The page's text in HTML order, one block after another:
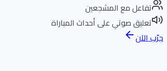
تفاعل مع المشجعين
تعليق صوتي على أحداث المباراة
جرّب الآن